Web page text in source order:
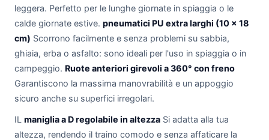
leggera. Perfetto per le lunghe giornate in spiaggia o le
calde giornate estive. pneumatici PU extra larghi (10 × 18
cm) Scorrono facilmente e senza problemi su sabbia,
ghiaia, erba o asfalto: sono ideali per l'uso in spiaggia o in
campeggio. Ruote anteriori girevoli a 360° con freno
Garantiscono la massima manovrabilità e un appoggio
sicuro anche su superfici irregolari.
IL maniglia a D regolabile in altezza Si adatta alla tua
altezza, rendendo il traino comodo e senza affaticare la